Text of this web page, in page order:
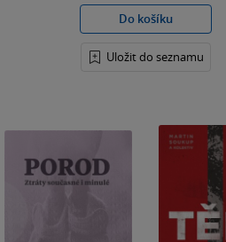
Do košíku
Uložit do seznamu